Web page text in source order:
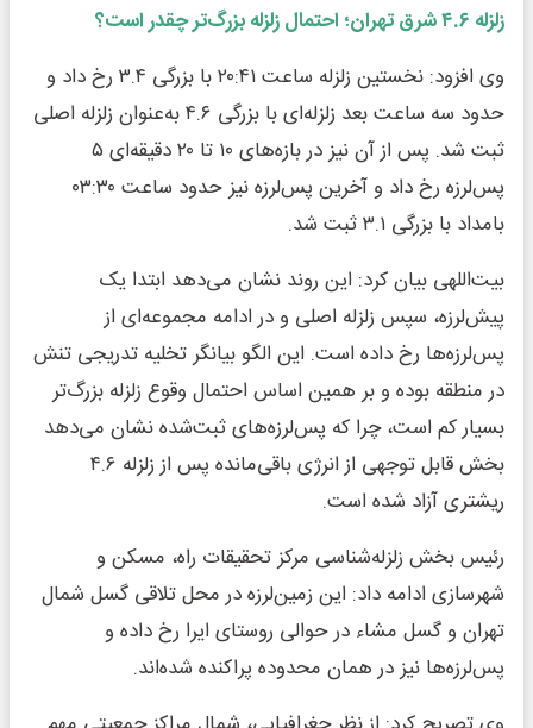
زلزله ۴.۶ شرق تهران؛ احتمال زلزله بزرگ‌تر چقدر است؟
وی افزود: نخستین زلزله ساعت ۲۰:۴۱ با بزرگی ۳.۴ رخ داد و
حدود سه ساعت بعد زلزله‌ای با بزرگی ۴.۶ به‌عنوان زلزله اصلی
ثبت شد. پس از آن نیز در بازه‌های ۱۰ تا ۲۰ دقیقه‌ای ۵
پس‌لرزه رخ داد و آخرین پس‌لرزه نیز حدود ساعت ۰۳:۳۰
بامداد با بزرگی ۳.۱ ثبت شد.
بیت‌اللهی بیان کرد: این روند نشان می‌دهد ابتدا یک
پیش‌لرزه، سپس زلزله اصلی و در ادامه مجموعه‌ای از
پس‌لرزه‌ها رخ داده است. این الگو بیانگر تخلیه تدریجی تنش
در منطقه بوده و بر همین اساس احتمال وقوع زلزله بزرگ‌تر
بسیار کم است، چرا که پس‌لرزه‌های ثبت‌شده نشان می‌دهد
بخش قابل توجهی از انرژی باقی‌مانده پس از زلزله ۴.۶
ریشتری آزاد شده است.
رئیس بخش زلزله‌شناسی مرکز تحقیقات راه، مسکن و
شهرسازی ادامه داد: این زمین‌لرزه در محل تلاقی گسل شمال
تهران و گسل مشاء در حوالی روستای ایرا رخ داده و
پس‌لرزه‌ها نیز در همان محدوده پراکنده شده‌اند.